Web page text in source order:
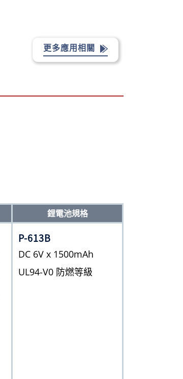
更多應用相關
鋰電池規格
P-613B
DC 6V x 1500mAh
UL94-V0 防燃等級